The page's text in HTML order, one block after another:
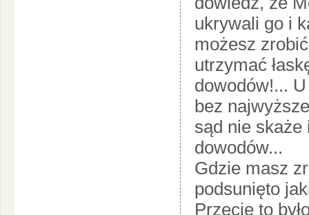
ukrywali go i
możesz
utrzymać
dowodów!...
bez
sąd nie skaże
dowodów...
Gdzie masz
podsunięto
Przecie to